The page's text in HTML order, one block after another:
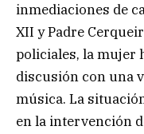
inmediaciones de
XII y Padre
policiales, la mujer
discusión con una
música. La
en la intervención